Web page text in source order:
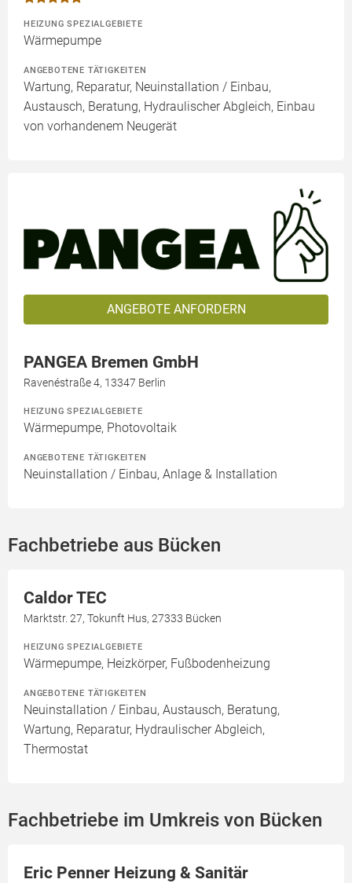
HEIZUNG SPEZIALGEBIETE
Wärmepumpe
ANGEBOTENE TÄTIGKEITEN
Wartung, Reparatur, Neuinstallation / Einbau,
Austausch, Beratung, Hydraulischer Abgleich, Einbau
von vorhandenem Neugerät
ANGEBOTE ANFORDERN
PANGEA Bremen GmbH
Ravenéstraße 4, 13347 Berlin
HEIZUNG SPEZIALGEBIETE
Wärmepumpe, Photovoltaik
ANGEBOTENE TÄTIGKEITEN
Neuinstallation / Einbau, Anlage & Installation
Fachbetriebe aus Bücken
Caldor TEC
Marktstr. 27, Tokunft Hus, 27333 Bücken
HEIZUNG SPEZIALGEBIETE
Wärmepumpe, Heizkörper, Fußbodenheizung
ANGEBOTENE TÄTIGKEITEN
Neuinstallation / Einbau, Austausch, Beratung,
Wartung, Reparatur, Hydraulischer Abgleich,
Thermostat
Fachbetriebe im Umkreis von Bücken
Eric Penner Heizung & Sanitär